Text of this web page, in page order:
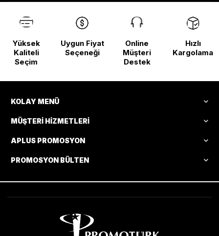
Yüksek
Kaliteli
Seçim
Uygun Fiyat
Seçeneği
Online
Müşteri
Destek
Hızlı
Kargolama
KOLAY MENÜ
MÜŞTERI HIZMETLERI
APLUS PROMOSYON
PROMOSYON BÜLTEN